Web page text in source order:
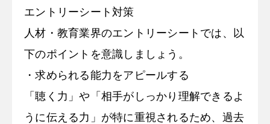
エントリーシート対策
人材・教育業界のエントリーシートでは、以
下のポイントを意識しましょう。
・求められる能力をアピールする
「聴く力」や「相手がしっかり理解できるよ
うに伝える力」が特に重視されるため、過去